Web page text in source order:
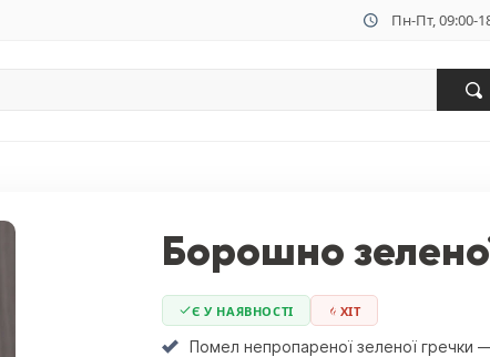
Пн-Пт, 09:00-
Борошно
Є У НАЯВНОСТІ ХIТ
Помел непропареної зеленої гречки